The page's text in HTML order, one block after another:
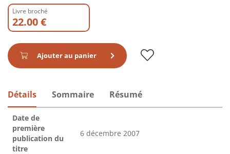
Livre broché
22.00 €
Ajouter au panier
Détails Sommaire Résumé
Date de
première
publication du
titre
6 décembre 2007